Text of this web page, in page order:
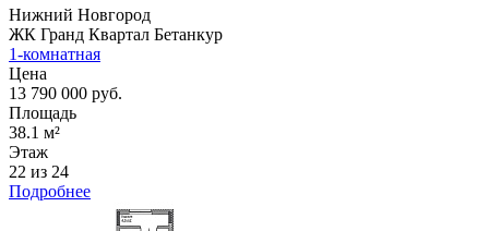
Нижний Новгород
ЖК Гранд Квартал Бетанкур
1-комнатная
Цена
13 790 000 руб.
Площадь
38.1 м²
Этаж
22 из 24
Подробнее